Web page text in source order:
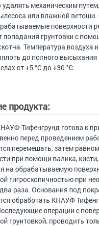
механическим
или влажной ветоши.
поверхности
попадания грунтовки с
Температура воздуха
до полного
от +5 °C до +30 °С.
продукта:
Тифенгрунд готова к
перед проведением
перемешать, затем
при помощи валика,
на обрабатываемую
гигроскопичностью при
раза. Основания под
обработать КНАУФ
операции с
грунтовкой, проводить